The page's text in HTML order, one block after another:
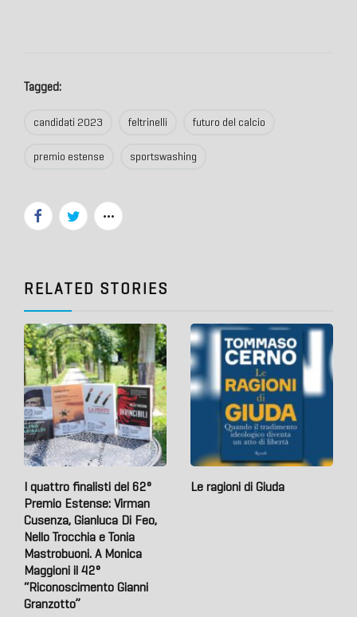
Tagged:
candidati 2023 feltrinelli futuro del calcio
premio estense sportswashing
RELATED STORIES
I quattro finalisti del 62°
Premio Estense: Virman
Cusenza, Gianluca Di Feo,
Nello Trocchia e Tonia
Mastrobuoni. A Monica
Maggioni il 42°
“Riconoscimento Gianni
Granzotto”
Le ragioni di Giuda